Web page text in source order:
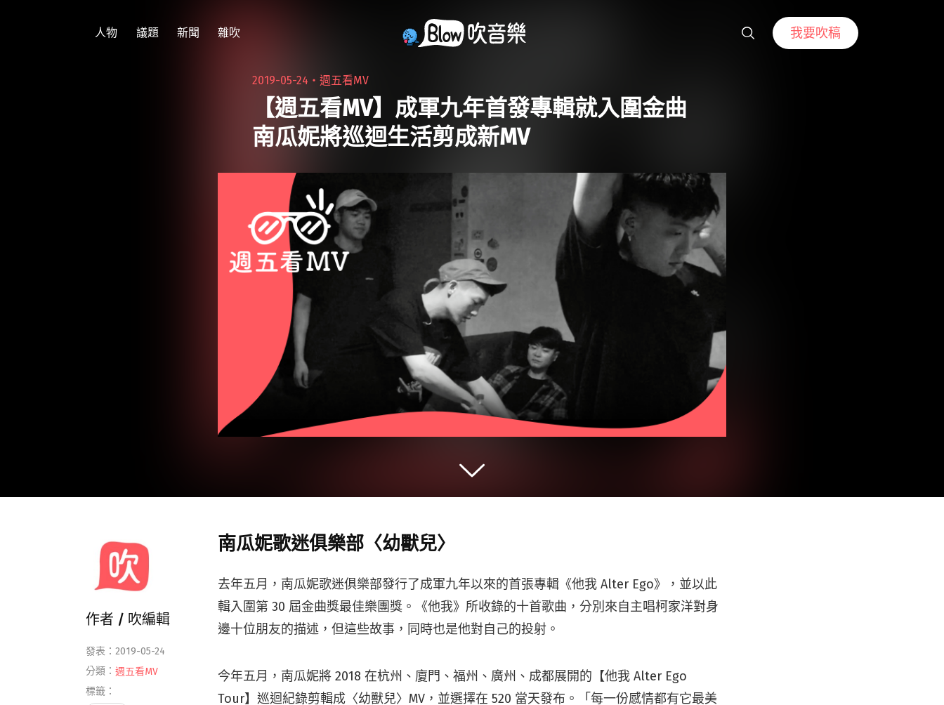
人物 議題 新聞 雜吹 我要吹稿
2019-05-24・週五看MV
【週五看MV】成軍九年首發專輯就入圍金曲
南瓜妮將巡迴生活剪成新MV
南瓜妮歌迷俱樂部〈幼獸兒〉
去年五月，南瓜妮歌迷俱樂部發行了成軍九年以來的首張專輯《他我 Alter Ego》，並以此
輯入圍第 30 屆金曲獎最佳樂團獎。《他我》所收錄的十首歌曲，分別來自主唱柯家洋對身
邊十位朋友的描述，但這些故事，同時也是他對自己的投射。
今年五月，南瓜妮將 2018 在杭州、廈門、福州、廣州、成都展開的【他我 Alter Ego
Tour】巡迴紀錄剪輯成〈幼獸兒〉MV，並選擇在 520 當天發布。「每一份感情都有它最美
作者 / 吹編輯
發表：2019-05-24
分類： 週五看MV
標籤：